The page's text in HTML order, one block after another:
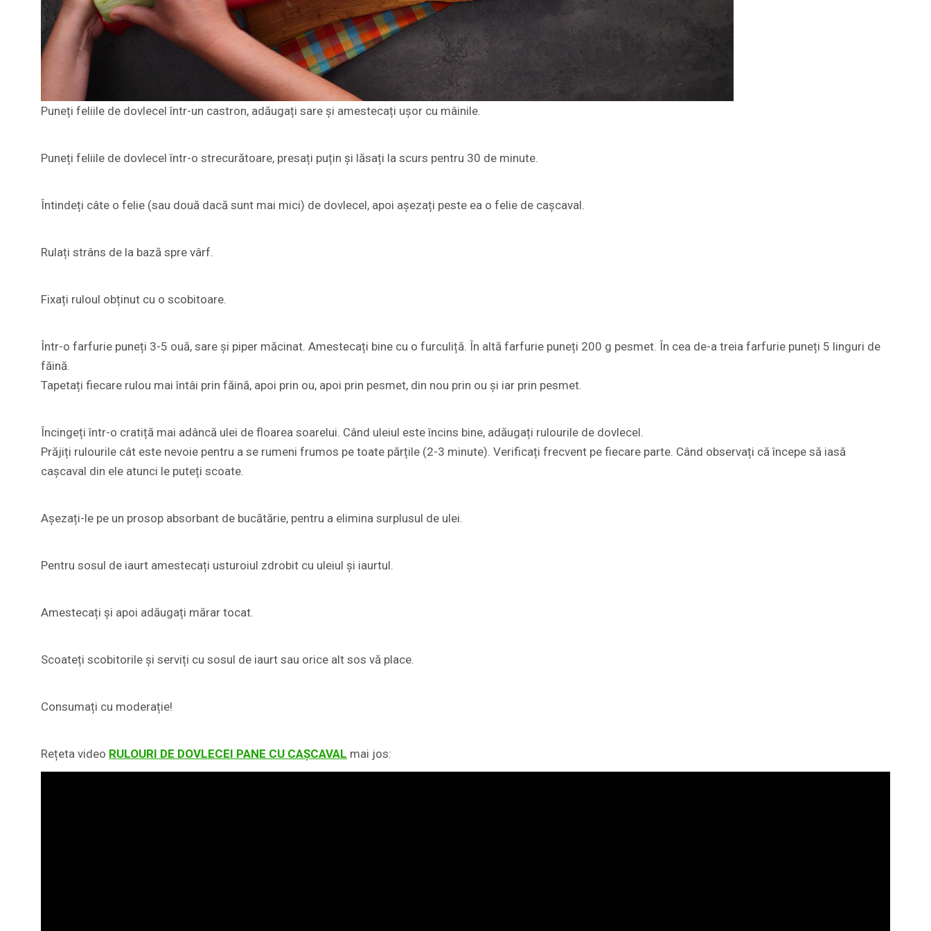
Puneți feliile de dovlecel într-un castron, adăugați sare și amestecați ușor cu mâinile.
Puneți feliile de dovlecel într-o strecurătoare, presați puțin și lăsați la scurs pentru 30 de minute.
Întindeți câte o felie (sau două dacă sunt mai mici) de dovlecel, apoi așezați peste ea o felie de cașcaval.
Rulați strâns de la bază spre vârf.
Fixați ruloul obținut cu o scobitoare.
Într-o farfurie puneți 3-5 ouă, sare și piper măcinat. Amestecați bine cu o furculiță. În altă farfurie puneți 200 g pesmet. În cea de-a treia farfurie puneți 5 linguri de
făină.
Tapetați fiecare rulou mai întâi prin făină, apoi prin ou, apoi prin pesmet, din nou prin ou și iar prin pesmet.
Încingeți într-o cratiță mai adâncă ulei de floarea soarelui. Când uleiul este încins bine, adăugați rulourile de dovlecel.
Prăjiți rulourile cât este nevoie pentru a se rumeni frumos pe toate părțile (2-3 minute). Verificați frecvent pe fiecare parte. Când observați că începe să iasă
cașcaval din ele atunci le puteți scoate.
Așezați-le pe un prosop absorbant de bucătărie, pentru a elimina surplusul de ulei.
Pentru sosul de iaurt amestecați usturoiul zdrobit cu uleiul și iaurtul.
Amestecați și apoi adăugați mărar tocat.
Scoateți scobitorile și serviți cu sosul de iaurt sau orice alt sos vă place.
Consumați cu moderație!
Rețeta video RULOURI DE DOVLECEI PANE CU CAȘCAVAL mai jos: